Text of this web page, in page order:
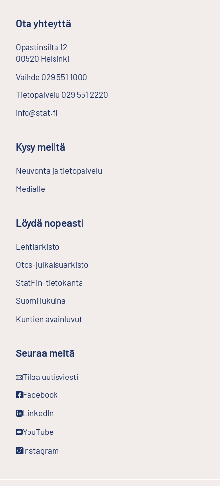
Ota yhteyttä
Opastinsilta 12
00520 Helsinki
Vaihde 029 551 1000
Tietopalvelu 029 551 2220
info@stat.fi
Kysy meiltä
Neuvonta ja tietopalvelu
Medialle
Löydä nopeasti
Lehtiarkisto
Otos-julkaisuarkisto
StatFin-tietokanta
Suomi lukuina
Kuntien avainluvut
Seuraa meitä
Tilaa uutisviesti
Ulkoinen linkki
Facebook
Ulkoinen linkki
LinkedIn
Ulkoinen linkki
YouTube
Ulkoinen linkki
Instagram
Ulkoinen linkki